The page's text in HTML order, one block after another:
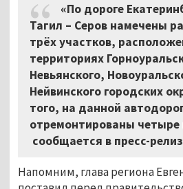
«По дороге
Тагил – Серов намечены
трёх участков,
территориях
Невьянского,
Нейвинского городских
того, на данной
отремонтированы четыре
сообщается в пресс-
Напомним, глава региона